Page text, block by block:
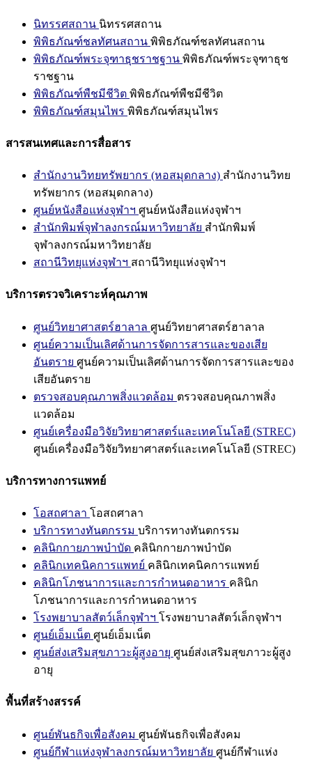
นิทรรศสถาน นิทรรศสถาน
พิพิธภัณฑ์ชลทัศนสถาน พิพิธภัณฑ์ชลทัศนสถาน
พิพิธภัณฑ์พระจุฑาธุชราชฐาน พิพิธภัณฑ์พระจุฑาธุช
ราชฐาน
พิพิธภัณฑ์พืชมีชีวิต พิพิธภัณฑ์พืชมีชีวิต
พิพิธภัณฑ์สมุนไพร พิพิธภัณฑ์สมุนไพร
สารสนเทศและการสื่อสาร
สำนักงานวิทยทรัพยากร (หอสมุดกลาง) สำนักงานวิทย
ทรัพยากร (หอสมุดกลาง)
ศูนย์หนังสือแห่งจุฬาฯ ศูนย์หนังสือแห่งจุฬาฯ
สำนักพิมพ์จุฬาลงกรณ์มหาวิทยาลัย สำนักพิมพ์
จุฬาลงกรณ์มหาวิทยาลัย
สถานีวิทยุแห่งจุฬาฯ สถานีวิทยุแห่งจุฬาฯ
บริการตรวจวิเคราะห์คุณภาพ
ศูนย์วิทยาศาสตร์ฮาลาล ศูนย์วิทยาศาสตร์ฮาลาล
ศูนย์ความเป็นเลิศด้านการจัดการสารและของเสีย
อันตราย ศูนย์ความเป็นเลิศด้านการจัดการสารและของ
เสียอันตราย
ตรวจสอบคุณภาพสิ่งแวดล้อม ตรวจสอบคุณภาพสิ่ง
แวดล้อม
ศูนย์เครื่องมือวิจัยวิทยาศาสตร์และเทคโนโลยี (STREC)
ศูนย์เครื่องมือวิจัยวิทยาศาสตร์และเทคโนโลยี (STREC)
บริการทางการแพทย์
โอสถศาลา โอสถศาลา
บริการทางทันตกรรม บริการทางทันตกรรม
คลินิกกายภาพบำบัด คลินิกกายภาพบำบัด
คลินิกเทคนิคการแพทย์ คลินิกเทคนิคการแพทย์
คลินิกโภชนาการและการกำหนดอาหาร คลินิก
โภชนาการและการกำหนดอาหาร
โรงพยาบาลสัตว์เล็กจุฬาฯ โรงพยาบาลสัตว์เล็กจุฬาฯ
ศูนย์เอ็มเน็ต ศูนย์เอ็มเน็ต
ศูนย์ส่งเสริมสุขภาวะผู้สูงอายุ ศูนย์ส่งเสริมสุขภาวะผู้สูง
อายุ
พื้นที่สร้างสรรค์
ศูนย์พันธกิจเพื่อสังคม ศูนย์พันธกิจเพื่อสังคม
ศูนย์กีฬาแห่งจุฬาลงกรณ์มหาวิทยาลัย ศูนย์กีฬาแห่ง